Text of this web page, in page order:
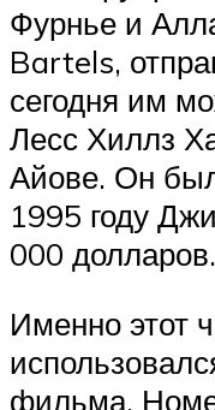
Фурнье и
Bartels,
сегодня им
Лесс Хиллз
Айове. Он
1995 году
000 долларов.
Именно этот
фильма.